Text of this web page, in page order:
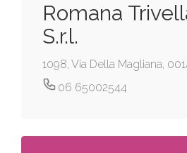
Romana
S.r.l.
1098, Via Della Magliana,
06 65002544